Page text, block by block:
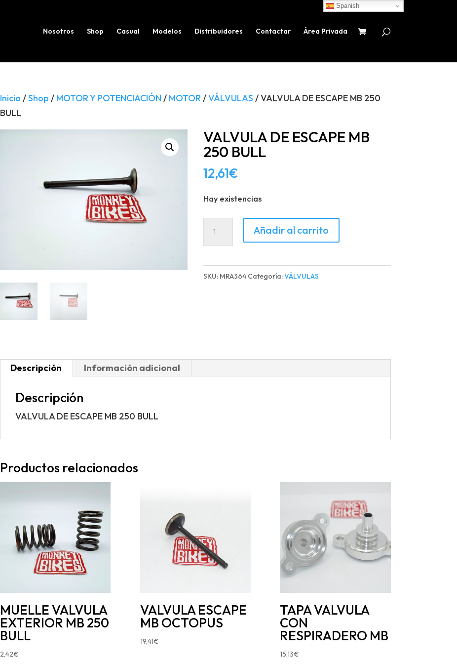
Nosotros Shop Casual Modelos Distribuidores Contactar Área Privada
productos
Inicio /Shop / MOTOR Y POTENCIACIÓN / MOTOR/VÁLVULAS / VALVULA DE ESCAPE MB 250
BULL
VALVULA DE ESCAPE MB
250 BULL
12,61€
Hay existencias
MB
Añadir al carrito
SKU: MRA364 Categoría:VÁLVULAS
Descripción Información adicional
Descripción
VALVULA DE ESCAPE MB 250 BULL
Productos relacionados
MUELLE VALVULA
EXTERIOR MB 250
BULL
2,42€
VALVULA ESCAPE
MB OCTOPUS
19,41€
TAPA VALVULA
CON
RESPIRADERO MB
15,13€
Spanish